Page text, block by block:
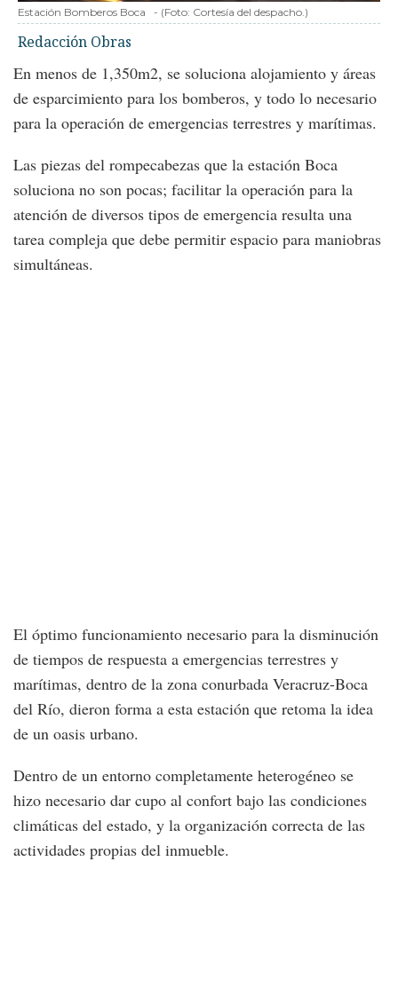
Estación Bomberos Boca - (Foto: Cortesía del despacho.)
Redacción Obras
En menos de 1,350m2, se soluciona alojamiento y áreas
de esparcimiento para los bomberos, y todo lo necesario
para la operación de emergencias terrestres y marítimas.
Las piezas del rompecabezas que la estación Boca
soluciona no son pocas; facilitar la operación para la
atención de diversos tipos de emergencia resulta una
tarea compleja que debe permitir espacio para maniobras
simultáneas.
El óptimo funcionamiento necesario para la disminución
de tiempos de respuesta a emergencias terrestres y
marítimas, dentro de la zona conurbada Veracruz-Boca
del Río, dieron forma a esta estación que retoma la idea
de un oasis urbano.
Dentro de un entorno completamente heterogéneo se
hizo necesario dar cupo al confort bajo las condiciones
climáticas del estado, y la organización correcta de las
actividades propias del inmueble.